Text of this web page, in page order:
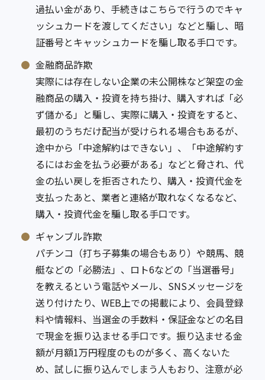
過払い金があり、手続きはこちらで行うのでキャ
ッシュカードを渡してください」などと騙し、暗
証番号とキャッシュカードを騙し取る手口です。
金融商品詐欺
実際には存在しない企業の未公開株など架空の金
融商品の購入・投資を持ち掛け、購入すれば「必
ず儲かる」と騙し、実際に購入・投資をすると、
最初のうちだけ配当が受けられる場合もあるが、
途中から「中途解約はできない」、「中途解約す
るにはお金を払う必要がある」などと脅され、代
金の払い戻しを拒否されたり、購入・投資代金を
支払ったあと、業者と連絡が取れなくなるなど、
購入・投資代金を騙し取る手口です。
ギャンブル詐欺
パチンコ（打ち子募集の場合もあり）や競馬、競
艇などの「必勝法」、ロト6などの「当選番号」
を教えるという電話やメール、SNSメッセージを
送り付けたり、WEB上での掲載により、会員登録
料や情報料、当選金の手数料・保証金などの名目
で現金を振り込ませる手口です。振り込ませる金
額が月額1万円程度のものが多く、高くないた
め、試しに振り込んでしまう人もおり、注意が必